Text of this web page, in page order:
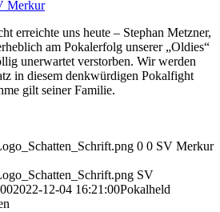
Merkur
erreichte uns heute – Stephan Metzner,
am Pokalerfolg unserer „Oldies“
unerwartet verstorben. Wir werden
in diesem denkwürdigen Pokalfight
gilt seiner Familie.
0 0 SV Merkur
SV
2022-12-04 16:21:00Pokalheld